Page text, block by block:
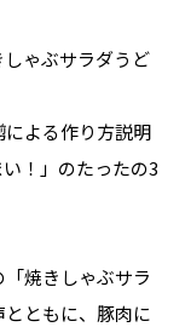
ゃぶサラダうど
よる作り方説明
！」のたったの3
焼きしゃぶサラ
ともに、豚肉に